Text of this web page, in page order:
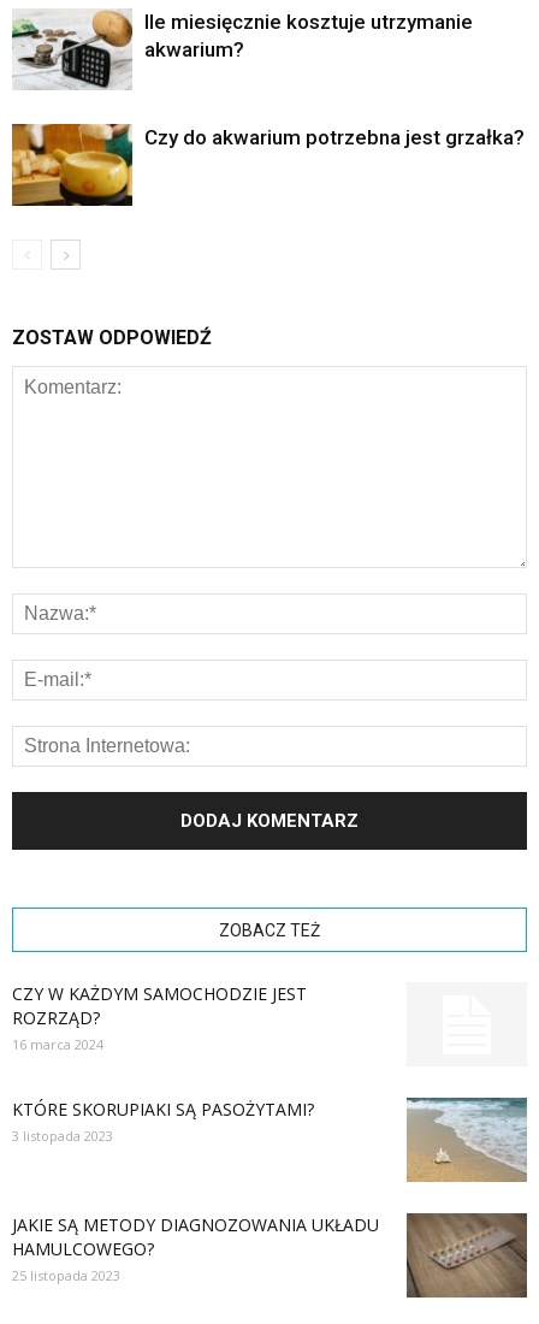
Ile miesięcznie kosztuje utrzymanie
akwarium?
Czy do akwarium potrzebna jest grzałka?
ZOSTAW ODPOWIEDŹ
ZOBACZ TEŻ
CZY W KAŻDYM SAMOCHODZIE JEST
ROZRZĄD?
16 marca 2024
KTÓRE SKORUPIAKI SĄ PASOŻYTAMI?
3 listopada 2023
JAKIE SĄ METODY DIAGNOZOWANIA UKŁADU
HAMULCOWEGO?
25 listopada 2023